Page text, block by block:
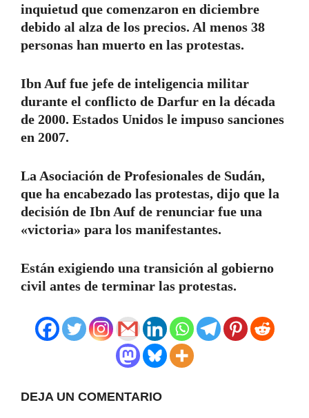
inquietud que comenzaron en diciembre
debido al alza de los precios. Al menos 38
personas han muerto en las protestas.
Ibn Auf fue jefe de inteligencia militar
durante el conflicto de Darfur en la década
de 2000. Estados Unidos le impuso sanciones
en 2007.
La Asociación de Profesionales de Sudán,
que ha encabezado las protestas, dijo que la
decisión de Ibn Auf de renunciar fue una
«victoria» para los manifestantes.
Están exigiendo una transición al gobierno
civil antes de terminar las protestas.
DEJA UN COMENTARIO